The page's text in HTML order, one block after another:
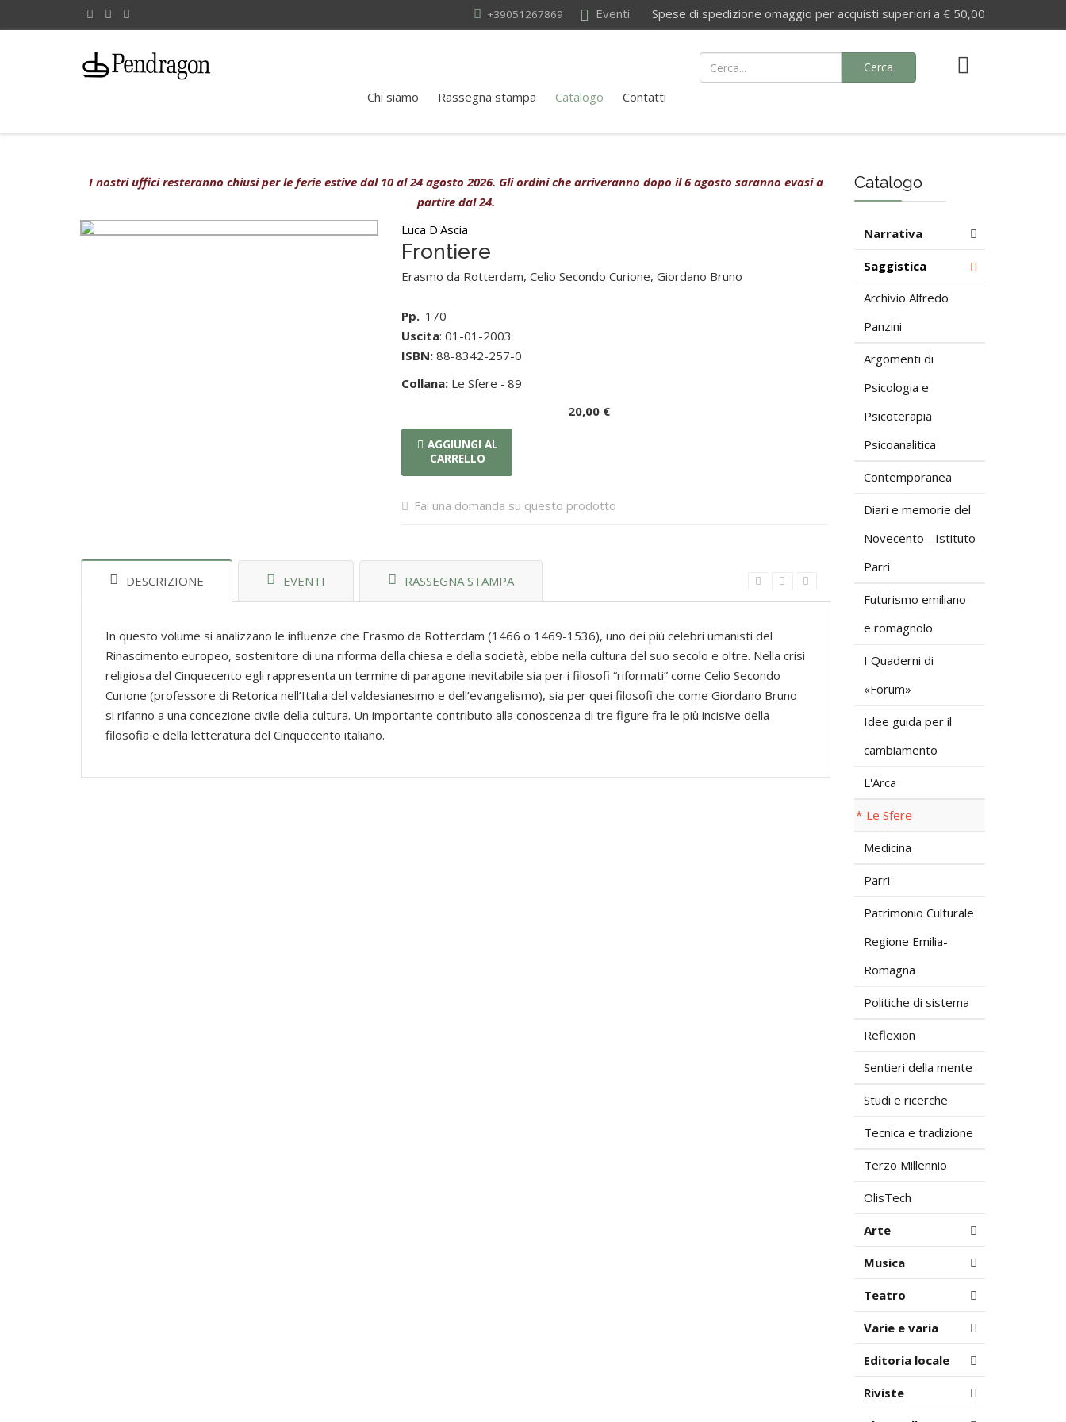
Eventi Spese di spedizione omaggio per acquisti superiori a € 50,00
+39051267869
Chi siamo Rassegna stampa Catalogo Contatti
Cerca
I nostri uffici resteranno chiusi per le ferie estive dal 10 al 24 agosto 2026. Gli ordini che arriveranno dopo il 6 agosto saranno evasi a
partire dal 24.
Luca D'Ascia
Frontiere
Erasmo da Rotterdam, Celio Secondo Curione, Giordano Bruno
Pp. 170
Uscita: 01-01-2003
ISBN: 88-8342-257-0
Collana: Le Sfere - 89
20,00 €
AGGIUNGI AL
CARRELLO
Fai una domanda su questo prodotto
DESCRIZIONE EVENTI RASSEGNA STAMPA
In questo volume si analizzano le influenze che Erasmo da Rotterdam (1466 o 1469-1536), uno dei più celebri umanisti del
Rinascimento europeo, sostenitore di una riforma della chiesa e della società, ebbe nella cultura del suo secolo e oltre. Nella crisi
religiosa del Cinquecento egli rappresenta un termine di paragone inevitabile sia per i filosofi “riformati” come Celio Secondo
Curione (professore di Retorica nell’Italia del valdesianesimo e dell’evangelismo), sia per quei filosofi che come Giordano Bruno
si rifanno a una concezione civile della cultura. Un importante contributo alla conoscenza di tre figure fra le più incisive della
filosofia e della letteratura del Cinquecento italiano.
Catalogo
Narrativa
Saggistica
Archivio Alfredo
Panzini
Argomenti di
Psicologia e
Psicoterapia
Psicoanalitica
Contemporanea
Diari e memorie del
Novecento - Istituto
Parri
Futurismo emiliano
e romagnolo
I Quaderni di
«Forum»
Idee guida per il
cambiamento
L'Arca
Le Sfere
Medicina
Parri
Patrimonio Culturale
Regione Emilia-
Romagna
Politiche di sistema
Reflexion
Sentieri della mente
Studi e ricerche
Tecnica e tradizione
Terzo Millennio
OlisTech
Arte
Musica
Teatro
Varie e varia
Editoria locale
Riviste